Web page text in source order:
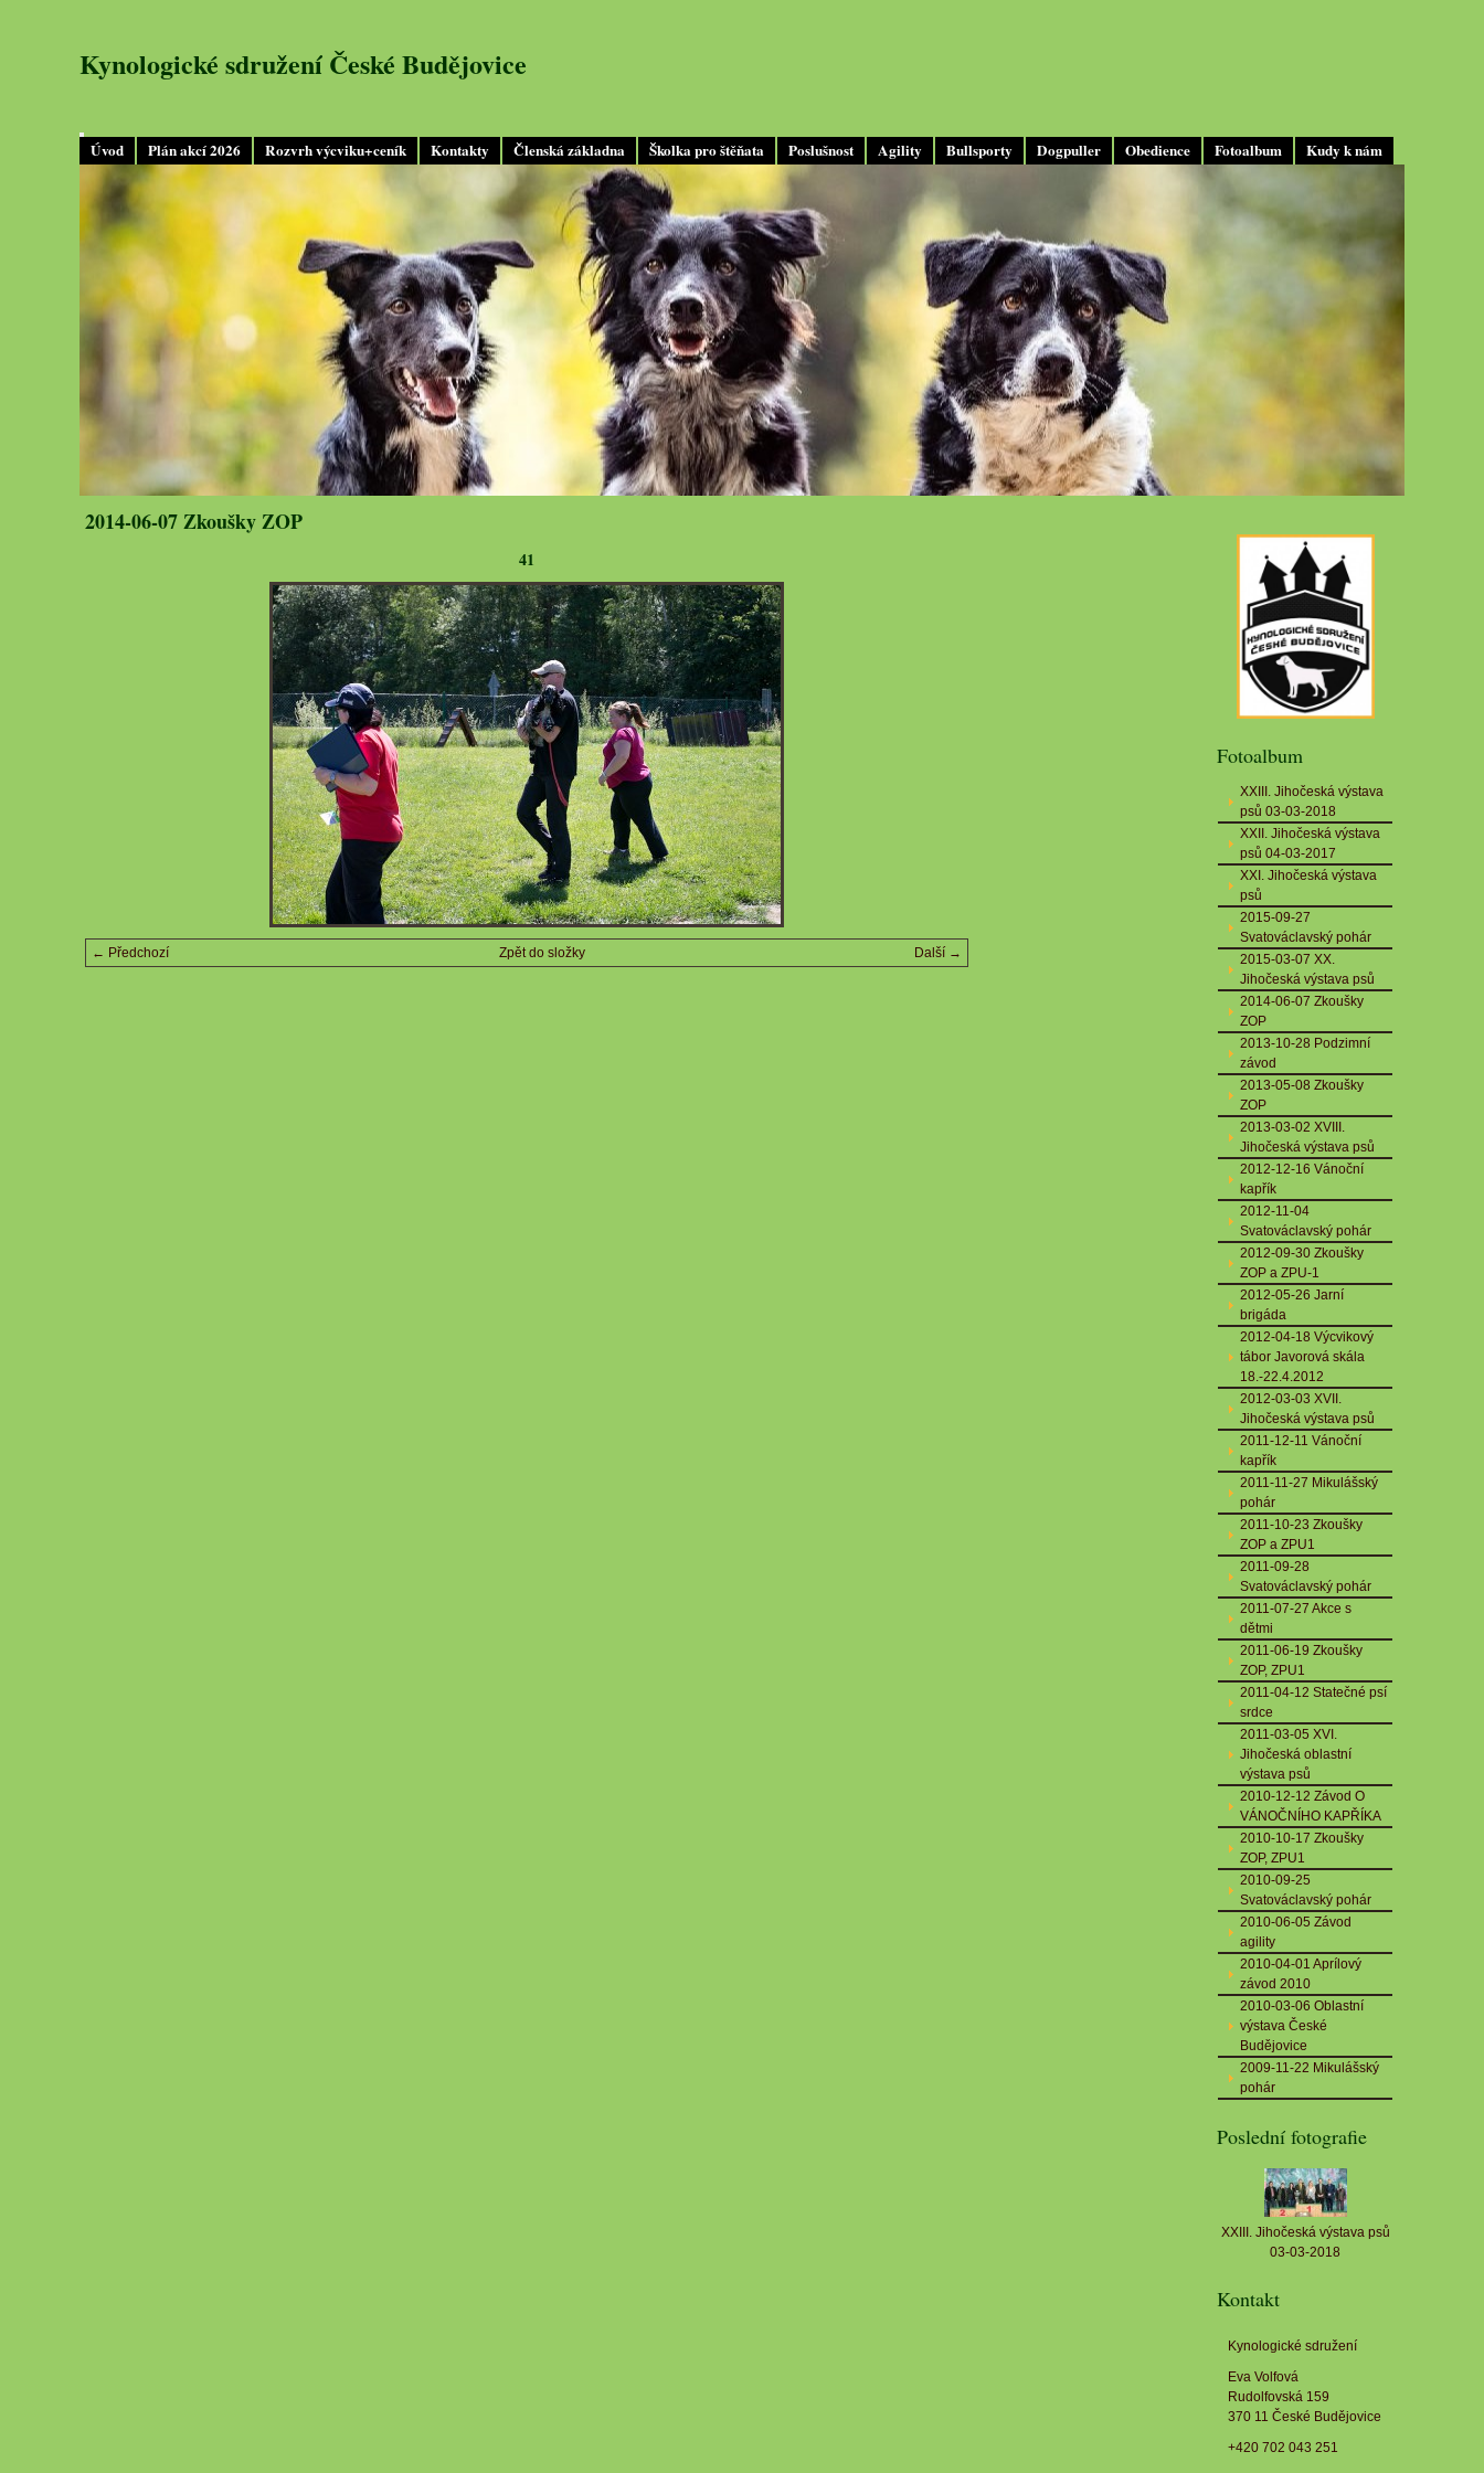
Úvod Plán akcí 2026 Rozvrh výcviku+ceník Kontakty Členská základna Školka pro štěňata Poslušnost Agility Bullsporty Dogpuller Obedience Fotoalbum Kudy k nám
Kynologické sdružení České Budějovice
2014-06-07 Zkoušky ZOP
41
← Předchozí Další →
Zpět do složky
Fotoalbum
XXIII. Jihočeská výstava
psů 03-03-2018
XXII. Jihočeská výstava
psů 04-03-2017
XXI. Jihočeská výstava
psů
2015-09-27
Svatováclavský pohár
2015-03-07 XX.
Jihočeská výstava psů
2014-06-07 Zkoušky
ZOP
2013-10-28 Podzimní
závod
2013-05-08 Zkoušky
ZOP
2013-03-02 XVIII.
Jihočeská výstava psů
2012-12-16 Vánoční
kapřík
2012-11-04
Svatováclavský pohár
2012-09-30 Zkoušky
ZOP a ZPU-1
2012-05-26 Jarní
brigáda
2012-04-18 Výcvikový
tábor Javorová skála
18.-22.4.2012
2012-03-03 XVII.
Jihočeská výstava psů
2011-12-11 Vánoční
kapřík
2011-11-27 Mikulášský
pohár
2011-10-23 Zkoušky
ZOP a ZPU1
2011-09-28
Svatováclavský pohár
2011-07-27 Akce s
dětmi
2011-06-19 Zkoušky
ZOP, ZPU1
2011-04-12 Statečné psí
srdce
2011-03-05 XVI.
Jihočeská oblastní
výstava psů
2010-12-12 Závod O
VÁNOČNÍHO KAPŘÍKA
2010-10-17 Zkoušky
ZOP, ZPU1
2010-09-25
Svatováclavský pohár
2010-06-05 Závod
agility
2010-04-01 Aprílový
závod 2010
2010-03-06 Oblastní
výstava České
Budějovice
2009-11-22 Mikulášský
pohár
Poslední fotografie
XXIII. Jihočeská výstava psů
03-03-2018
Kontakt
Kynologické sdružení
Eva Volfová
Rudolfovská 159
370 11 České Budějovice
+420 702 043 251